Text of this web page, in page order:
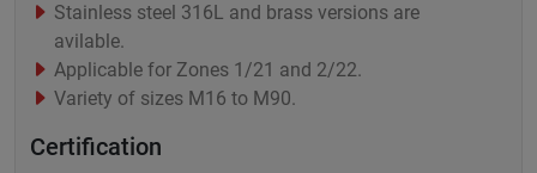
Stainless steel 316L and brass versions are
avilable.
Applicable for Zones 1/21 and 2/22.
Variety of sizes M16 to M90.
Certification